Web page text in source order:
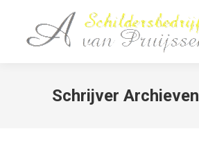
Schrijver Archieven